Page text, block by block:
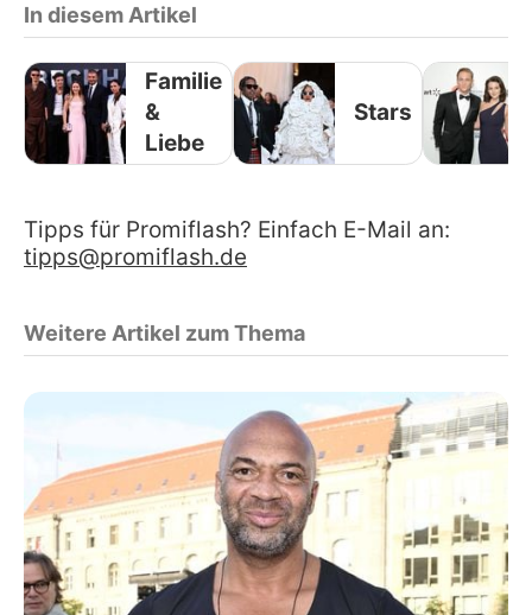
In diesem Artikel
Familie
&
Liebe
Stars
Tipps für Promiflash? Einfach E-Mail an:
tipps@promiflash.de
Weitere Artikel zum Thema